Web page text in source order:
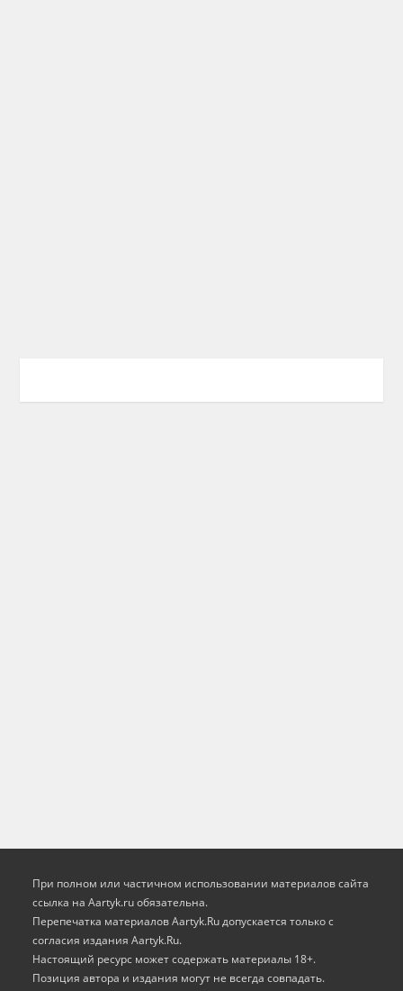
При полном или частичном использовании материалов сайта
ссылка на Aartyk.ru oбязательна.
Перепечатка материалов Aartyk.Ru допускается только с
согласия издания Aartyk.Ru.
Настоящий ресурс может содержать материалы 18+.
Позиция автора и издания могут не всегда совпадать.